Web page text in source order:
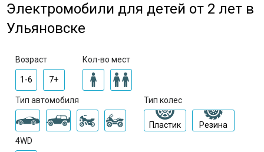
Электромобили для детей от 2 лет в
Ульяновске
Возраст
1-6 7+
Кол-во мест
Тип автомобиля Тип колес
Пластик
Резина
4WD